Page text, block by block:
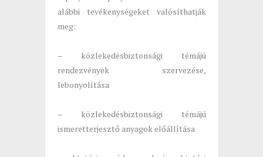
alábbi tevékenységeket valósíthatják
meg:
– közlekedésbiztonsági témájú
rendezvények szervezése,
lebonyolítása
– közlekedésbiztonsági témájú
ismeretterjesztő anyagok előállítása